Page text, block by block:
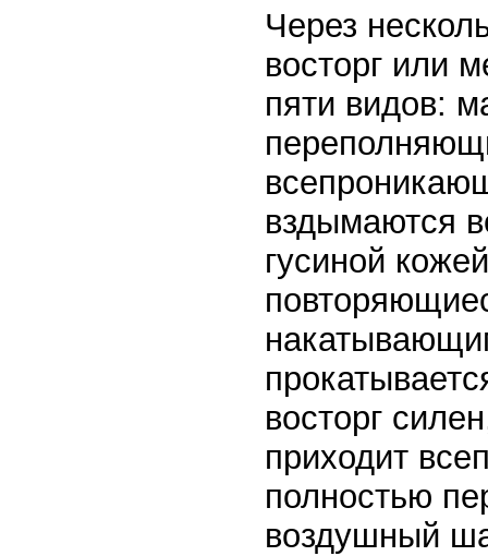
Через
восторг или
пяти видов:
вздымаются
гусиной
восторг
приходит
полностью
воздушный